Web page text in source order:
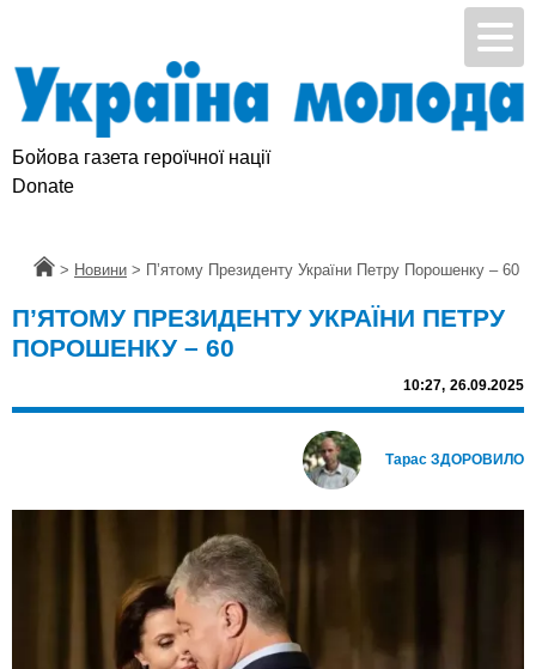
Бойова газета героїчної нації
Donate
Головна
> Новини > П’ятому Президенту України Петру Порошенку – 60
П’ЯТОМУ ПРЕЗИДЕНТУ УКРАЇНИ ПЕТРУ
ПОРОШЕНКУ – 60
10:27, 26.09.2025
Тарас ЗДОРОВИЛО